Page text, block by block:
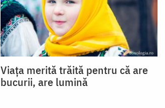
Viața merită trăită pentru că are
bucurii, are lumină